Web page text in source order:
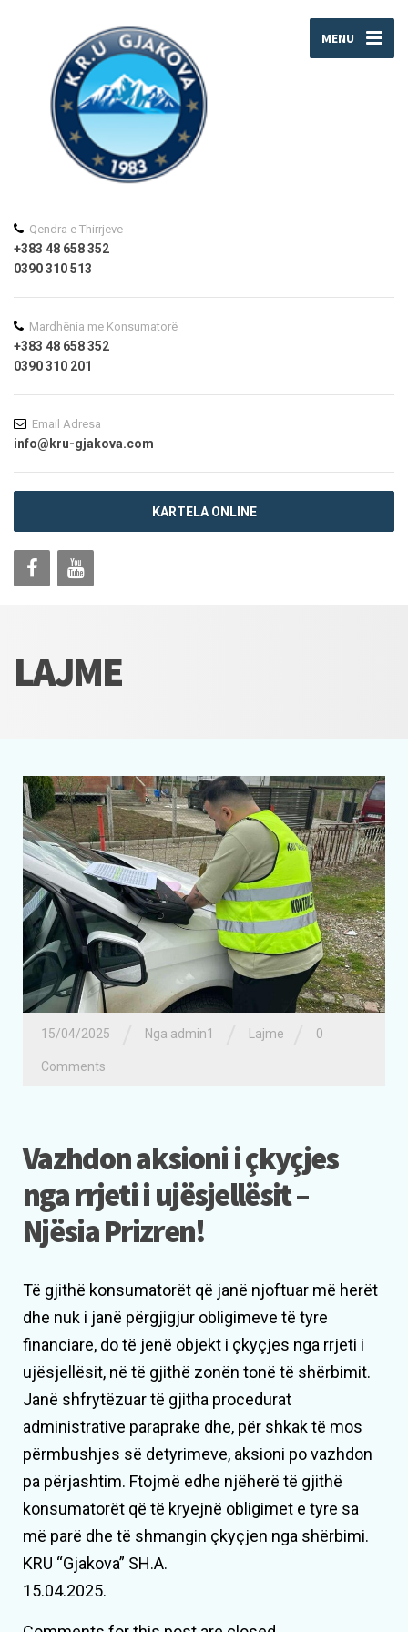
MENU
Qendra e Thirrjeve
+383 48 658 352
0390 310 513
Mardhënia me Konsumatorë
+383 48 658 352
0390 310 201
Email Adresa
info@kru-gjakova.com
KARTELA ONLINE
LAJME
15/04/2025 Nga admin1 Lajme 0
Comments
Vazhdon aksioni i çkyçjes
nga rrjeti i ujësjellësit –
Njësia Prizren!
Të gjithë konsumatorët që janë njoftuar më herët
dhe nuk i janë përgjigjur obligimeve të tyre
financiare, do të jenë objekt i çkyçjes nga rrjeti i
ujësjellësit, në të gjithë zonën tonë të shërbimit.
Janë shfrytëzuar të gjitha procedurat
administrative paraprake dhe, për shkak të mos
përmbushjes së detyrimeve, aksioni po vazhdon
pa përjashtim. Ftojmë edhe njëherë të gjithë
konsumatorët që të kryejnë obligimet e tyre sa
më parë dhe të shmangin çkyçjen nga shërbimi.
KRU “Gjakova” SH.A.
15.04.2025.